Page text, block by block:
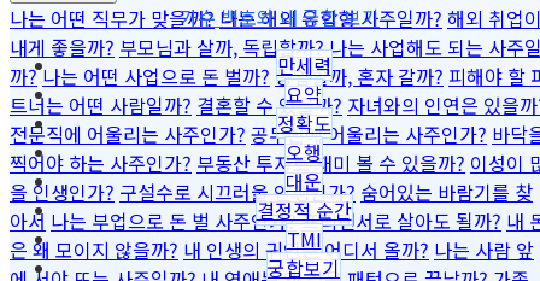
나는 어떤 직무가 맞을까? 나는 해외 유학형 사주일까? 해외 취업
내게 좋을까? 부모님과 살까, 독립할까?나는 사업해도 되는 사주
까? 나는 어떤 사업으로 돈 벌까? 동업할까, 혼자 갈까? 피해야 할
트너는 어떤 사람일까? 결혼할 수 있을까? 자녀와의 인연은 있을
전문직에 어울리는 사주인가? 공무원에 어울리는 사주인가? 바닥
찍어야 하는 사주인가? 부동산 투자로 재미 볼 수 있을까? 이성이
을 인생인가? 구설수로 시끄러울 인생인가? 숨어있는 바람기를 찾
아서 나는 부업으로 돈 벌 사주인가?프리랜서로 살아도 될까? 내
은 왜 모이지 않을까? 내 인생의 귀인은 어디서 올까? 나는 사람 앞
가수 백호와 내 궁합 보기
만세력
요약
정확도
오행
대운
결정적 순간
TMI
궁합보기